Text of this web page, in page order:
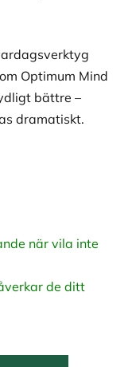
Optimum Mind
bättre –
dramatiskt.
när vila inte
de ditt